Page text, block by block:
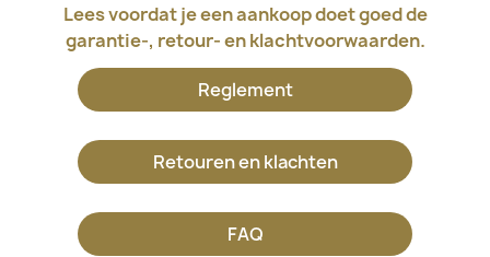
Lees voordat je een aankoop doet goed de
garantie-, retour- en klachtvoorwaarden.
Reglement
Retouren en klachten
FAQ